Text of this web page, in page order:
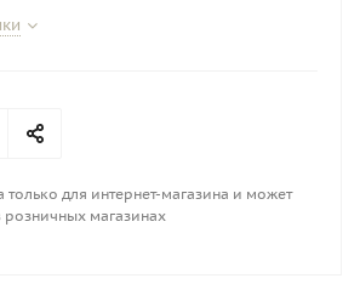
только для интернет-магазина и может
розничных магазинах